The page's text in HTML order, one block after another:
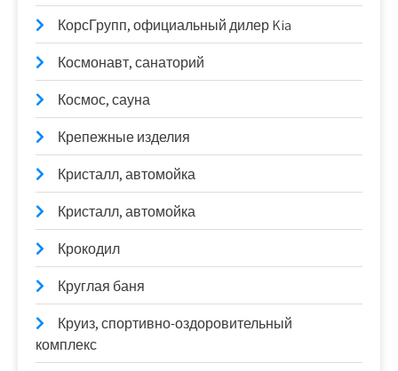
КорсГрупп, официальный дилер Kia
Космонавт, санаторий
Космос, сауна
Крепежные изделия
Кристалл, автомойка
Кристалл, автомойка
Крокодил
Круглая баня
Круиз, спортивно-оздоровительный
комплекс